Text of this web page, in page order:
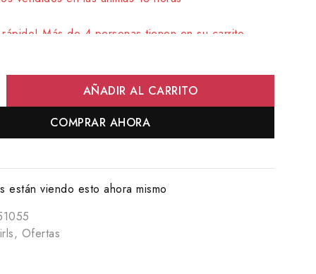
AÑADIR AL CARRITO
COMPRAR AHORA
están viendo esto ahora mismo
, Ofertas